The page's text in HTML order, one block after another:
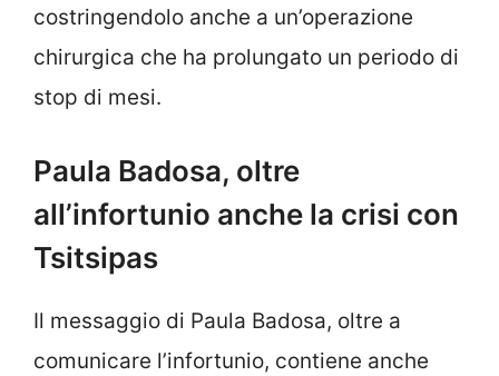
costringendolo anche a un’operazione
chirurgica che ha prolungato un periodo di
stop di mesi.
Paula Badosa, oltre
all’infortunio anche la crisi con
Tsitsipas
Il messaggio di Paula Badosa, oltre a
comunicare l’infortunio, contiene anche